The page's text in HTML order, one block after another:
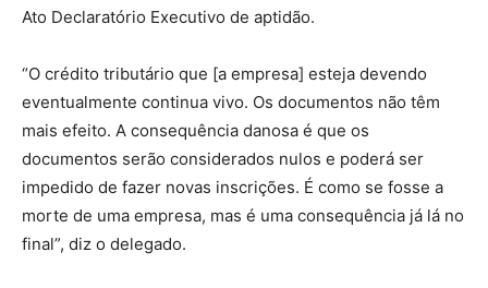
Ato Declaratório Executivo de aptidão.
“O crédito tributário que [a empresa] esteja devendo
eventualmente continua vivo. Os documentos não têm
mais efeito. A consequência danosa é que os
documentos serão considerados nulos e poderá ser
impedido de fazer novas inscrições. É como se fosse a
morte de uma empresa, mas é uma consequência já lá no
final”, diz o delegado.